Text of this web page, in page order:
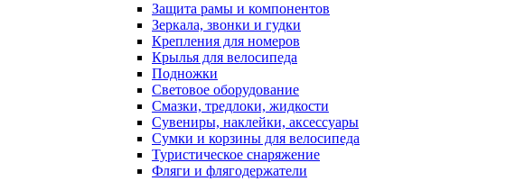
Защита рамы и компонентов
Зеркала, звонки и гудки
Крепления для номеров
Крылья для велосипеда
Подножки
Световое оборудование
Смазки, тредлоки, жидкости
Сувениры, наклейки, аксессуары
Сумки и корзины для велосипеда
Туристическое снаряжение
Фляги и флягодержатели